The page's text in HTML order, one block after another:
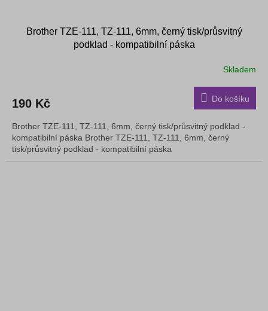
Brother TZE-111, TZ-111, 6mm, černý tisk/průsvitný
podklad - kompatibilní páska
Skladem
190 Kč Do košíku
Brother TZE-111, TZ-111, 6mm, černý tisk/průsvitný podklad -
kompatibilní páska Brother TZE-111, TZ-111, 6mm, černý
tisk/průsvitný podklad - kompatibilní páska